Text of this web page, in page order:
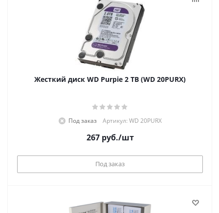
Жесткий диск WD Purpie 2 TB (WD 20PURX)
Под заказ Артикул: WD 20PURX
267руб./шт
Под заказ